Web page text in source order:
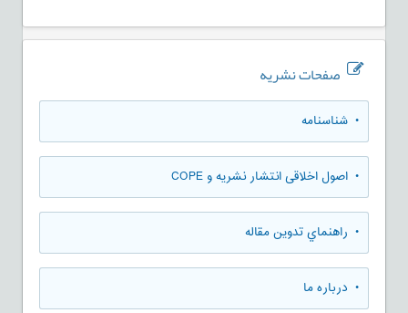
صفحات نشریه
• شناسنامه
• اصول اخلاقی انتشار نشریه و COPE
• راهنماي تدوين مقاله
• درباره ما